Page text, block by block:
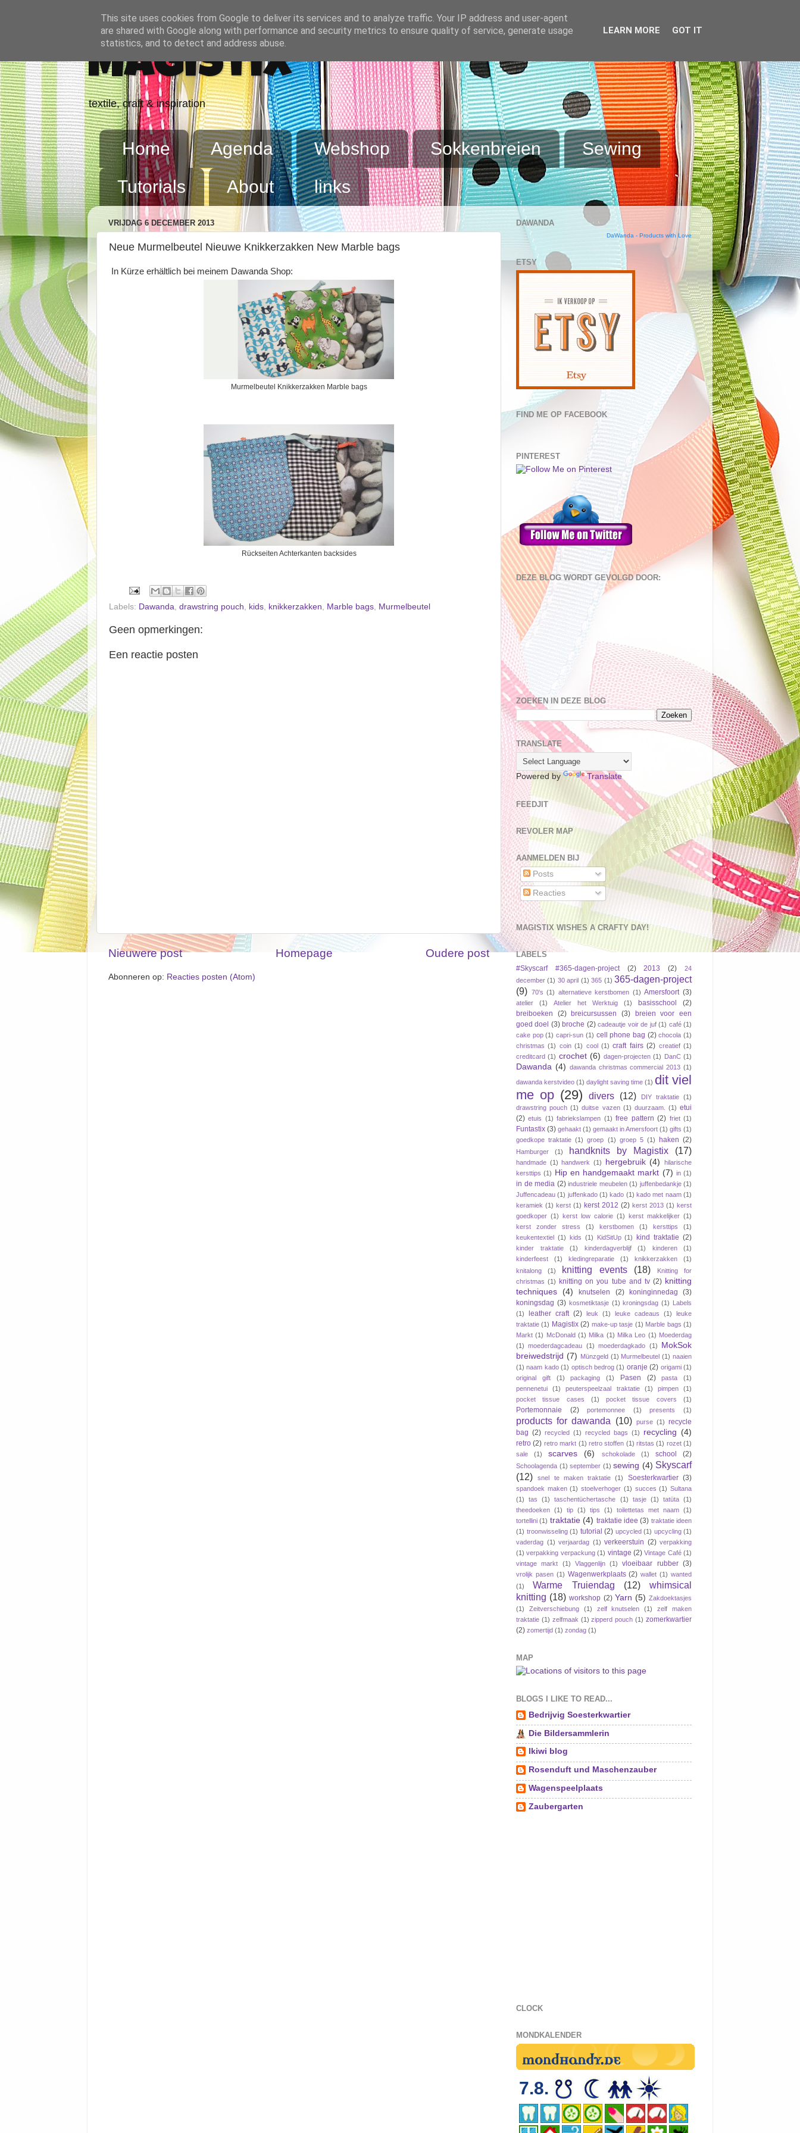
Magistix
textile, craft & inspiration
Home Agenda Webshop Sokkenbreien
Sewing
Tutorials
About links
VRIJDAG 6 DECEMBER 2013
Neue Murmelbeutel Nieuwe Knikkerzakken New Marble bags
In Kürze erhältlich bei meinem Dawanda Shop:
Murmelbeutel Knikkerzakken Marble bags
Rückseiten Achterkanten backsides
Labels: Dawanda, drawstring pouch, kids, knikkerzakken, Marble bags, Murmelbeutel
Geen opmerkingen:
Een reactie posten
Nieuwere post Oudere post
Homepage
Abonneren op: Reacties posten (Atom)
DAWANDA
DaWanda - Products with Love
ETSY
FIND ME OP FACEBOOK
PINTEREST
DEZE BLOG WORDT GEVOLGD DOOR:
ZOEKEN IN DEZE BLOG
TRANSLATE
Powered by Translate
FEEDJIT
REVOLER MAP
AANMELDEN BIJ
Posts
Reacties
MAGISTIX WISHES A CRAFTY DAY!
LABELS
#Skyscarf #365-dagen-project (2) 2013 (2)
24
december (1) 30 april (1) 365 (1) 365-dagen-project
(9) 70's (1) alternatieve kerstbomen (1) Amersfoort (3)
atelier (1) Atelier het Werktuig (1) basisschool
(2)
breiboeken
(2) breicursussen (3) breien voor een
goed doel (3) broche (2) cadeautje voir de juf (1) café (1)
cake pop (1) capri-sun (1) cell phone bag (2) chocola (1)
christmas (1) coin (1) cool (1) craft fairs (2) creatief (1)
creditcard (1) crochet (6) dagen-projecten (1) DanC (1)
Dawanda (4) dawanda christmas commercial 2013 (1)
dawanda kerstvideo (1) daylight saving time (1) dit viel
me op (29) divers (12) DIY traktatie (1)
drawstring pouch (1) duitse vazen (1) duurzaam. (1) etui
(2) etuis (1) fabriekslampen (1) free pattern (2) friet (1)
Funtastix (3) gehaakt (1) gemaakt in Amersfoort (1) gifts (1)
goedkope traktatie (1) groep (1) groep 5 (1) haken (2)
Hamburger (1) handknits by Magistix (17)
handmade (1) handwerk (1) hergebruik (4)
hilarische
kersttips (1) Hip en handgemaakt markt (7) in (1)
in de media (2) industriele meubelen (1) juffenbedankje (1)
Juffencadeau (1) juffenkado (1) kado (1) kado met naam (1)
keramiek (1) kerst (1) kerst 2012 (2) kerst 2013 (1) kerst
goedkoper (1) kerst low calorie (1) kerst makkelijker (1)
kerst zonder stress
(1) kerstbomen (1) kersttips
(1)
keukentextiel (1) kids (1) KidSitUp (1) kind traktatie (2)
kinder traktatie (1) kinderdagverblijf (1) kinderen
(1)
kinderfeest
(1) kledingreparatie (1) knikkerzakken
(1)
knitalong
(1) knitting events (18)
Knitting for
christmas (1) knitting on you tube and tv (2) knitting
techniques
(4) knutselen (2) koninginnedag
(3)
koningsdag (3) kosmetiktasje (1) kroningsdag (1) Labels
(1)
leather craft (2) leuk (1) leuke cadeaus (1)
leuke
traktatie (1) Magistix (2) make-up tasje (1) Marble bags (1)
Markt (1) McDonald (1) Milka (1) Milka Leo (1) Moederdag
(1)
moederdagcadeau (1) moederdagkado (1)
MokSok
breiwedstrijd (7) Münzgeld (1) Murmelbeutel (1) naaien
(1) naam kado (1) optisch bedrog (1) oranje (2) origami (1)
original gift
(1) packaging (1) Pasen (2) pasta
(1)
pennenetui
(1) peuterspeelzaal traktatie (1) pimpen
(1)
pocket tissue cases
(1) pocket tissue covers (1)
Portemonnaie (2) portemonnee (1) presents (1)
products for dawanda (10) purse (1) recycle
bag (2) recycled (1) recycled bags (1) recycling (4)
retro (2) retro markt (1) retro stoffen (1) ritstas (1) rozet (1)
sale
(1) scarves (6) schokolade (1) school (2)
Schoolagenda (1) september (1) sewing (4) Skyscarf
(12)
snel te maken traktatie (1) Soesterkwartier (3)
spandoek maken (1) stoelverhoger (1) succes (1) Sultana
(1)
tas (1) taschentüchertasche (1) tasje (1) tatüta (1)
theedoeken (1) tip (1) tips (1) toilettetas met naam (1)
tortellini (1) traktatie (4) traktatie idee (3) traktatie ideen
(1) troonwisseling (1) tutorial (2) upcycled (1) upcycling (1)
vaderdag (1) verjaardag (1) verkeerstuin (2) verpakking
(1) verpakking verpackung (1) vintage (2) Vintage Café (1)
vintage markt
(1) Vlaggenlijn (1) vloeibaar rubber (3)
vrolijk pasen (1) Wagenwerkplaats (2) wallet (1) wanted
(1)
Warme Truiendag (12)
whimsical
knitting (18) workshop (2) Yarn (5) Zakdoektasjes
(1)
Zeitverschiebung (1) zelf knutselen (1)
zelf maken
traktatie (1) zelfmaak (1) zipperd pouch (1) zomerkwartier
(2) zomertijd (1) zondag (1)
MAP
BLOGS I LIKE TO READ...
Bedrijvig Soesterkwartier
Die Bildersammlerin
Ikiwi blog
Rosenduft und Maschenzauber
Wagenspeelplaats
Zaubergarten
CLOCK
MONDKALENDER
This site uses cookies from Google to deliver its services and to analyze traffic. Your IP address and user-agent
are shared with Google along with performance and security metrics to ensure quality of service, generate usage
statistics, and to detect and address abuse.
LEARN MORE GOT IT